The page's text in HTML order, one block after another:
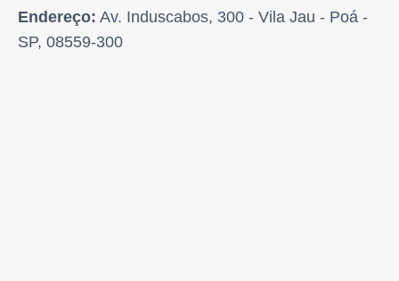
Endereço: Av. Induscabos, 300 - Vila Jau - Poá -
SP, 08559-300